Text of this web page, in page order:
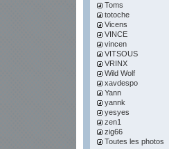
Toms
totoche
Vicens
VINCE
vincen
VITSOUS
VRINX
Wild Wolf
xavdespo
Yann
yannk
yesyes
zen1
zig66
Toutes les photos